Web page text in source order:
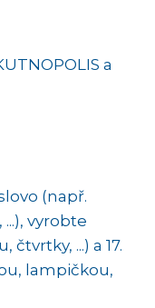
a
(např.
...), vyrobte
...) a 17.
lampičkou,